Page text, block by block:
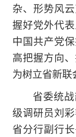
杂、形势风
握好党外代
中国共产党
高把握方向
为树立省新联
省委统
级调研员刘
省分行副行